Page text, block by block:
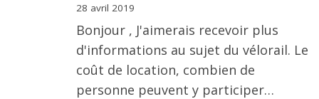
28 avril 2019
Bonjour , J'aimerais recevoir plus
d'informations au sujet du vélorail. Le
coût de location, combien de
personne peuvent y participer…